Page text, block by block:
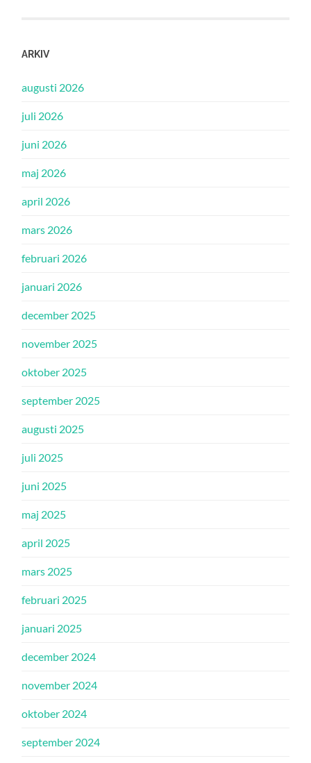
ARKIV
augusti 2026
juli 2026
juni 2026
maj 2026
april 2026
mars 2026
februari 2026
januari 2026
december 2025
november 2025
oktober 2025
september 2025
augusti 2025
juli 2025
juni 2025
maj 2025
april 2025
mars 2025
februari 2025
januari 2025
december 2024
november 2024
oktober 2024
september 2024